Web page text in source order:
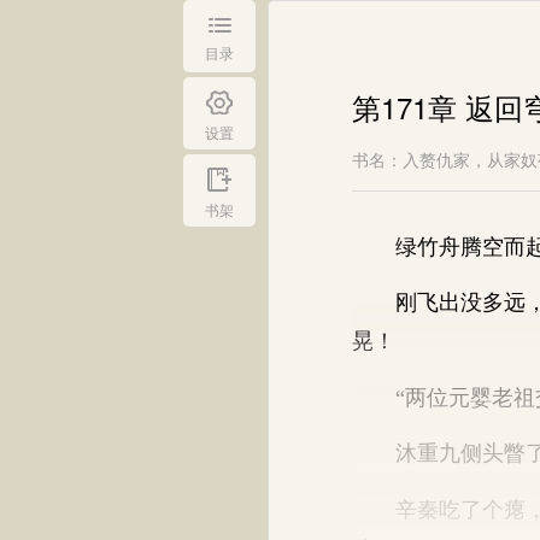
目录
设置
书架
第171章 返回
书名：入赘仇家，从家
绿竹舟腾空而起
刚飞出没多远，
晃！
“两位元婴老祖
沐重九侧头瞥了
辛秦吃了个瘪，